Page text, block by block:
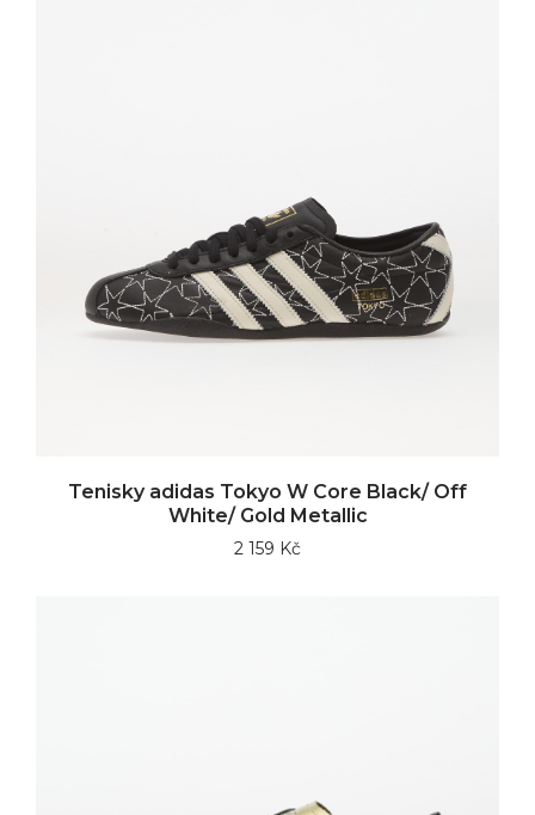
Tenisky adidas Tokyo W Core Black/ Off
White/ Gold Metallic
2 159 Kč